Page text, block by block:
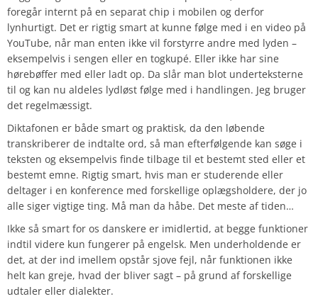
foregår internt på en separat chip i mobilen og derfor
lynhurtigt. Det er rigtig smart at kunne følge med i en video på
YouTube, når man enten ikke vil forstyrre andre med lyden –
eksempelvis i sengen eller en togkupé. Eller ikke har sine
hørebøffer med eller ladt op. Da slår man blot underteksterne
til og kan nu aldeles lydløst følge med i handlingen. Jeg bruger
det regelmæssigt.
Diktafonen er både smart og praktisk, da den løbende
transkriberer de indtalte ord, så man efterfølgende kan søge i
teksten og eksempelvis finde tilbage til et bestemt sted eller et
bestemt emne. Rigtig smart, hvis man er studerende eller
deltager i en konference med forskellige oplægsholdere, der jo
alle siger vigtige ting. Må man da håbe. Det meste af tiden…
Ikke så smart for os danskere er imidlertid, at begge funktioner
indtil videre kun fungerer på engelsk. Men underholdende er
det, at der ind imellem opstår sjove fejl, når funktionen ikke
helt kan greje, hvad der bliver sagt – på grund af forskellige
udtaler eller dialekter.